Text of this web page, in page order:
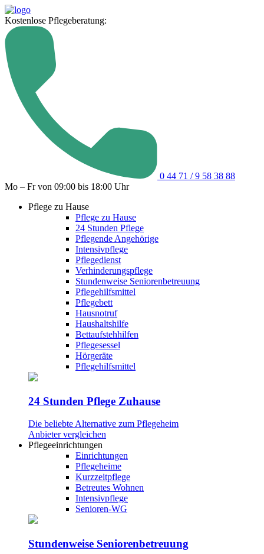
Kostenlose Pflegeberatung:
0 44 71 / 9 58 38 88
Mo – Fr von 09:00 bis 18:00 Uhr
Pflege zu Hause
Pflege zu Hause
24 Stunden Pflege
Pflegende Angehörige
Intensivpflege
Pflegedienst
Verhinderungspflege
Stundenweise Seniorenbetreuung
Pflegehilfsmittel
Pflegebett
Hausnotruf
Haushaltshilfe
Bettaufstehhilfen
Pflegesessel
Hörgeräte
Pflegehilfsmittel
24 Stunden Pflege Zuhause
Die beliebte Alternative zum Pflegeheim
Anbieter vergleichen
Pflegeeinrichtungen
Einrichtungen
Pflegeheime
Kurzzeitpflege
Betreutes Wohnen
Intensivpflege
Senioren-WG
Stundenweise Seniorenbetreuung